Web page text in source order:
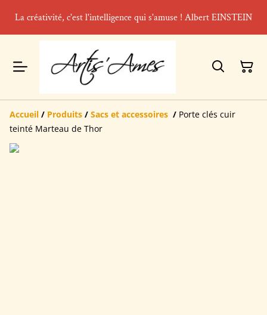
La créativité, c'est l'intelligence qui s'amuse ! Albert EINSTEIN
Accueil / Produits / Sacs et accessoires / Porte clés cuir
teinté Marteau de Thor